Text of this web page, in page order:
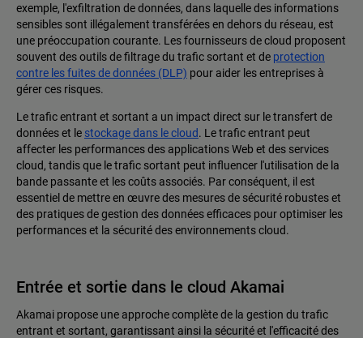
exemple, l'exfiltration de données, dans laquelle des informations
sensibles sont illégalement transférées en dehors du réseau, est
une préoccupation courante. Les fournisseurs de cloud proposent
souvent des outils de filtrage du trafic sortant et de protection
contre les fuites de données (DLP) pour aider les entreprises à
gérer ces risques.
Le trafic entrant et sortant a un impact direct sur le transfert de
données et le stockage dans le cloud. Le trafic entrant peut
affecter les performances des applications Web et des services
cloud, tandis que le trafic sortant peut influencer l'utilisation de la
bande passante et les coûts associés. Par conséquent, il est
essentiel de mettre en œuvre des mesures de sécurité robustes et
des pratiques de gestion des données efficaces pour optimiser les
performances et la sécurité des environnements cloud.
Entrée et sortie dans le cloud Akamai
Akamai propose une approche complète de la gestion du trafic
entrant et sortant, garantissant ainsi la sécurité et l'efficacité des